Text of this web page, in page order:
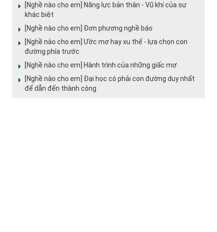
[Nghề nào cho em] Năng lực bản thân - Vũ khí của sự
khác biệt
[Nghề nào cho em] Đơn phương nghề báo
[Nghề nào cho em] Ước mơ hay xu thế - lựa chọn con
đường phía trước
[Nghề nào cho em] Hành trình của những giấc mơ
[Nghề nào cho em] Đại học có phải con đường duy nhất
để dẫn đến thành công